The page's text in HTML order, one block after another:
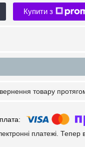
Купити з
товару
платежі.